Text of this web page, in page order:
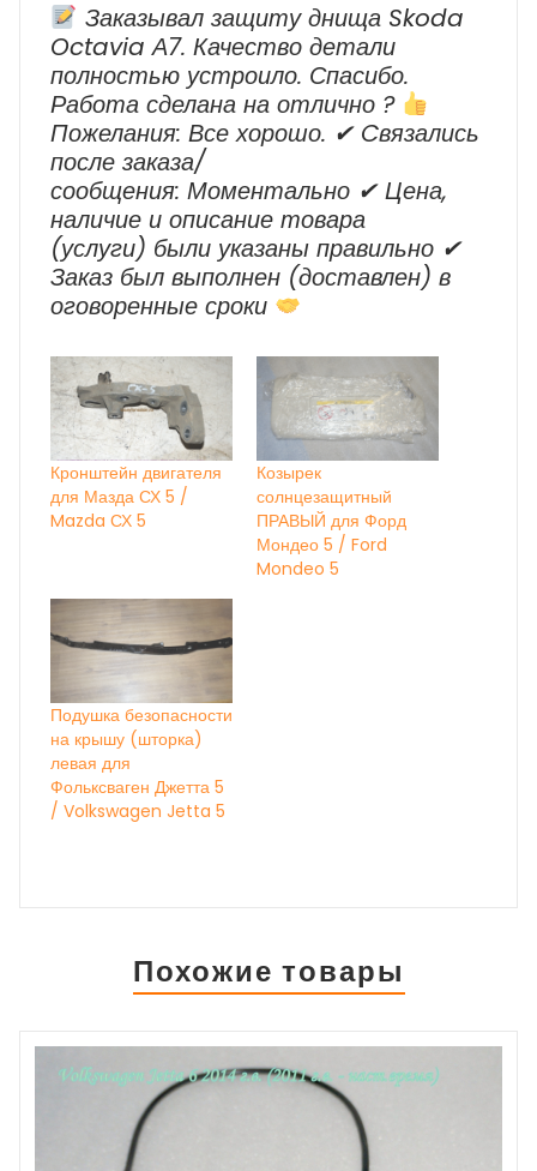
Заказывал защиту днища Skoda
Octavia А7. Качество детали
полностью устроило. Спасибо.
Работа сделана на отлично ?
Пожелания: Все хорошо. ✔ Cвязались
после заказа/
сообщения: Моментально ✔ Цена,
наличие и описание товара
(услуги) были указаны правильно ✔
Заказ был выполнен (доставлен) в
оговоренные сроки
Кронштейн двигателя
для Мазда СХ 5 /
Mazda СХ 5
Козырек
солнцезащитный
ПРАВЫЙ для Форд
Мондео 5 / Ford
Mondeo 5
Подушка безопасности
на крышу (шторка)
левая для
Фольксваген Джетта 5
/ Volkswagen Jetta 5
Похожие товары